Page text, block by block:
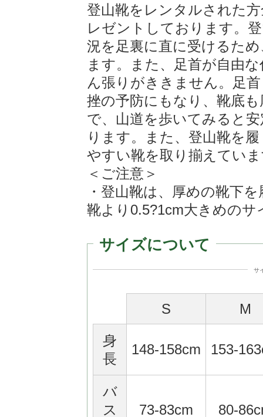
登山靴をレンタルされた
レゼントしております。
況を足裏に直に受けるた
ます。また、足首が自由
ん張りがききません。足
挫の予防にもなり、靴底
で、山道を歩いてみると
ります。また、登山靴を
やすい靴を取り揃えてい
＜ご注意＞
・登山靴は、厚めの靴下
靴より0.5?1cm大きめの
サイズについて
サ
S
M
身
長
148-158cm 153-
バ
ス
73-83cm 80-